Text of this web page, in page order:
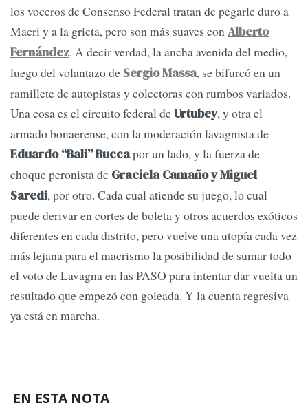
los voceros de Consenso Federal tratan de pegarle duro a
Macri y a la grieta, pero son más suaves conAlberto
Fernández. A decir verdad, la ancha avenida del medio,
luego del volantazo de Sergio Massa, se bifurcó en un
ramillete de autopistas y colectoras con rumbos variados.
Una cosa es el circuito federal deUrtubey, y otra el
armado bonaerense, con la moderación lavagnista de
Eduardo “Bali” Buccapor un lado, y la fuerza de
choque peronista de Graciela Camaño y Miguel
Saredi, por otro. Cada cual atiende su juego, lo cual
puede derivar en cortes de boleta y otros acuerdos exóticos
diferentes en cada distrito, pero vuelve una utopía cada vez
más lejana para el macrismo la posibilidad de sumar todo
el voto de Lavagna en las PASO para intentar dar vuelta un
resultado que empezó con goleada. Y la cuenta regresiva
ya está en marcha.
EN ESTA NOTA